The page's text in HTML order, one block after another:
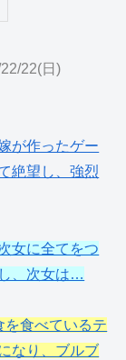
22(日)
が作ったゲー
絶望し、強烈
女に全てをつ
、次女は…
を食べているテ
なり、ブルブ